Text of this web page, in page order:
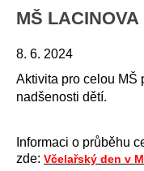
MŠ
8. 6. 2024
Aktivita pro celou MŠ
nadšenosti dětí.
Informaci o průběhu
zde: Včelařský den v